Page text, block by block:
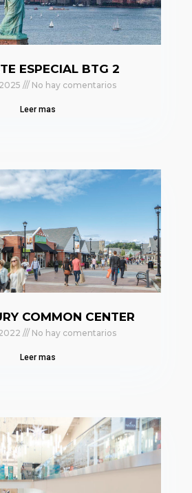
ESPECIAL BTG 2
No hay comentarios
Leer mas
COMMON CENTER
No hay comentarios
Leer mas